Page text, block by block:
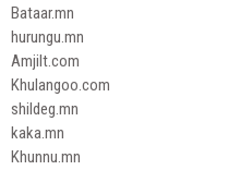
Bataar.mn
hurungu.mn
Amjilt.com
Khulangoo.com
shildeg.mn
kaka.mn
Khunnu.mn